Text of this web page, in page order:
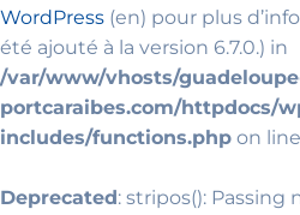
WordPress (en) pour plus
été ajouté à la version 6.7.0.) in
/var/www/vhosts/
portcaraibes.com/httpdocs/
includes/functions.php on line
Deprecated: stripos(): Passing